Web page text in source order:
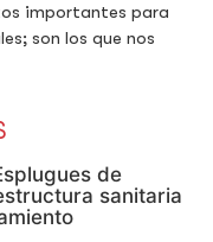
importantes para
son los que nos
de
sanitaria